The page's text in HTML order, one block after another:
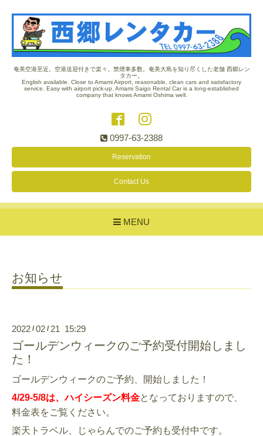
奄美空港至近。空港送迎付きで楽々。禁煙車多数。奄美大島を知り尽くした老舗 西郷レン
タカー。
English available. Close to Amami Airport, reasonable, clean cars and satisfactory
service. Easy with airport pick-up. Amami Saigo Rental Car is a long-established
company that knows Amami Oshima well.
0997-63-2388
Reservation
Contact Us
MENU
お知らせ
2022 /02 / 21 15:29
ゴールデンウィークのご予約受付開始しまし
た！
ゴールデンウィークのご予約、開始しました！
4/29-5/8は、ハイシーズン料金となっておりますので、
料金表をご覧ください。
楽天トラベル、じゃらんでのご予約も受付中です。